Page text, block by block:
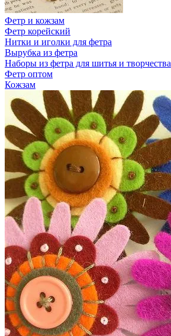
Фетр и кожзам
Фетр корейский
Нитки и иголки для фетра
Вырубка из фетра
Наборы из фетра для шитья и творчества
Фетр оптом
Кожзам